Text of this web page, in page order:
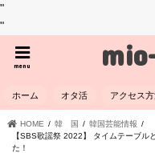
"
"
menu
ホーム オタ活 アクセス
HOME 韓 国
韓国芸能情報
【SBS歌謡祭 2022】 タイムテーブル
た！